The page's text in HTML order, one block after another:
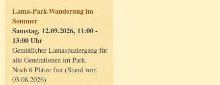
Lama-Park-Wanderung im
Sommer
Samstag, 12.09.2026, 11:00 -
13:00 Uhr
Gemütlicher Lamaspaziergang für
alle Generationen im Park.
Noch 6 Plätze frei (Stand vom
03.08.2026)